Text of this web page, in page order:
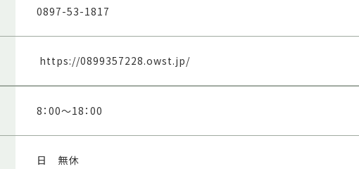
0897-53-1817
https://0899357228.owst.jp/
8：00～18：00
日 無休